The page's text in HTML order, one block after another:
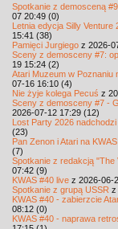
Spotkanie z demosceną
07 20:49 (0)
Letnia edycja Silly Venture
15:41 (38)
Pamięci Jurgiego z 2026-
Sceny z demosceny #7:
19 15:24 (2)
Atari Muzeum w Poznaniu
07-16 16:10 (4)
Nie żyje kolega Pecuś z
Sceny z demosceny #7 -
2026-07-12 17:29 (12)
Lost Party 2026 nadchodzi
(23)
Pan Zenon i Atari na
(7)
Spotkanie z redakcją "The
07:42 (9)
KWAS #40 live z 2026-06-
Spotkanie z grupą USSR z
KWAS #40 - zabierzcie
08:12 (0)
KWAS #40 - naprawa